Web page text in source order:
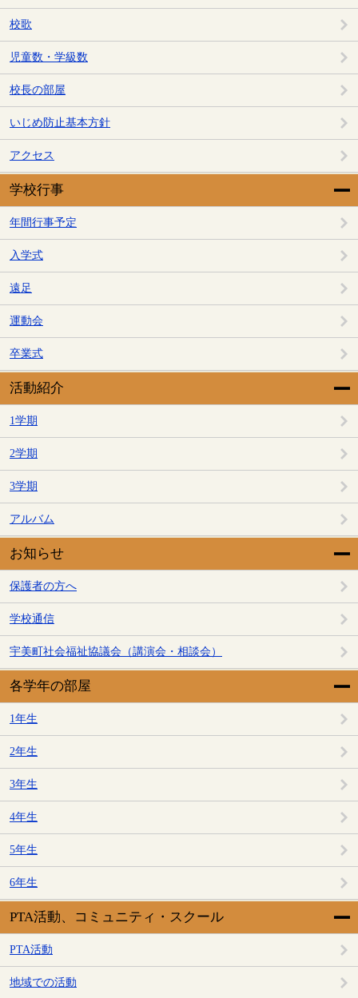
校歌
児童数・学級数
校長の部屋
いじめ防止基本方針
アクセス
学校行事
年間行事予定
入学式
遠足
運動会
卒業式
活動紹介
1学期
2学期
3学期
アルバム
お知らせ
保護者の方へ
学校通信
宇美町社会福祉協議会（講演会・相談会）
各学年の部屋
1年生
2年生
3年生
4年生
5年生
6年生
PTA活動、コミュニティ・スクール
PTA活動
地域での活動